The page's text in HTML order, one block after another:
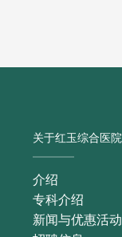
关于红玉综合医院
介绍
专科介绍
新闻与优惠活动